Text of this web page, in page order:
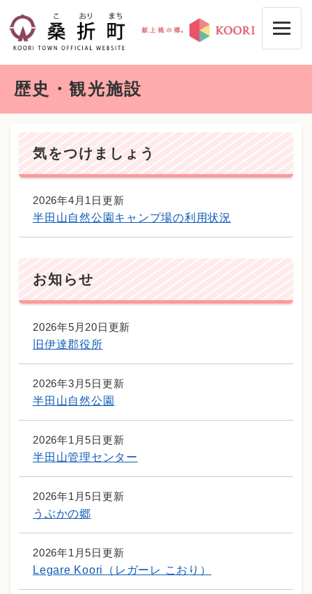
先
歴史・観光施設
気をつけましょう
2026年4月1日更新
半田山自然公園キャンプ場の利用状況
お知らせ
2026年5月20日更新
旧伊達郡役所
2026年3月5日更新
半田山自然公園
2026年1月5日更新
半田山管理センター
2026年1月5日更新
うぶかの郷
2026年1月5日更新
Legare Koori（レガーレ こおり）